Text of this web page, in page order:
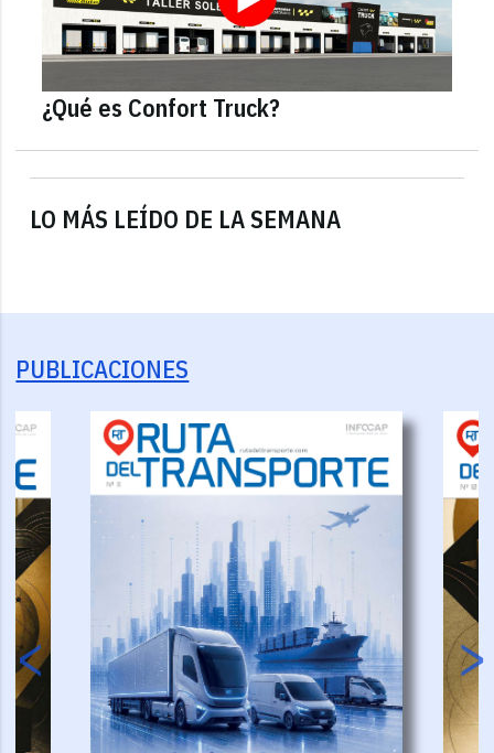
LO MÁS LEÍDO DE LA SEMANA
¿Qué es Confort Truck?
PUBLICACIONES